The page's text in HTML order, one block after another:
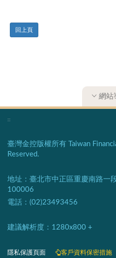
回上頁
網站
:::
臺灣金控版權所有 Taiwan
Reserved.
地址：臺北市中正區重慶南路
100006
電話：(02)23493456
建議解析度：1280x800 +​
隱私保護頁面​ 客戶資料保密措施